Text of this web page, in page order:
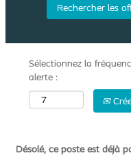
Sélectionnez la
alerte :
Désolé, ce poste est déjà